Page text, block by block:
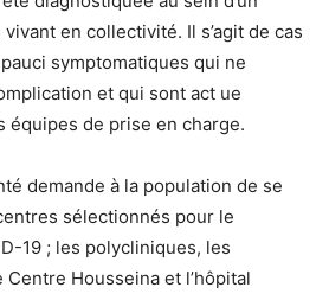
en collectivité. Il s’agit de cas
symptomatiques qui ne
et qui sont act ue
équipes de prise en charge.
demande à la population de se
sélectionnés pour le
19 ; les polycliniques, les
Housseina et l’hôpital